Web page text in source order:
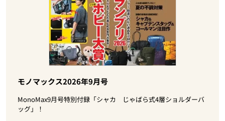
モノマックス2026年9月号
MonoMax9月号特別付録「シャカ じゃばら式4層ショルダーバ
ッグ」！